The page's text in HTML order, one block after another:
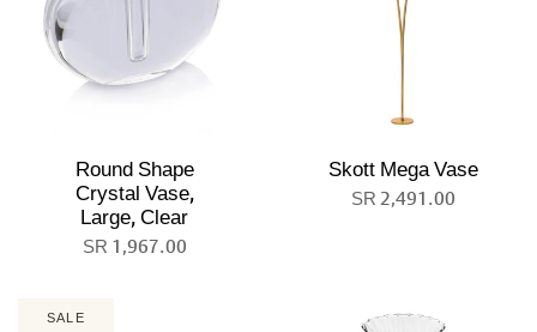
Skott Mega Vase
2,491.00 SR
Round Shape
Crystal Vase,
Large, Clear
1,967.00 SR
SALE